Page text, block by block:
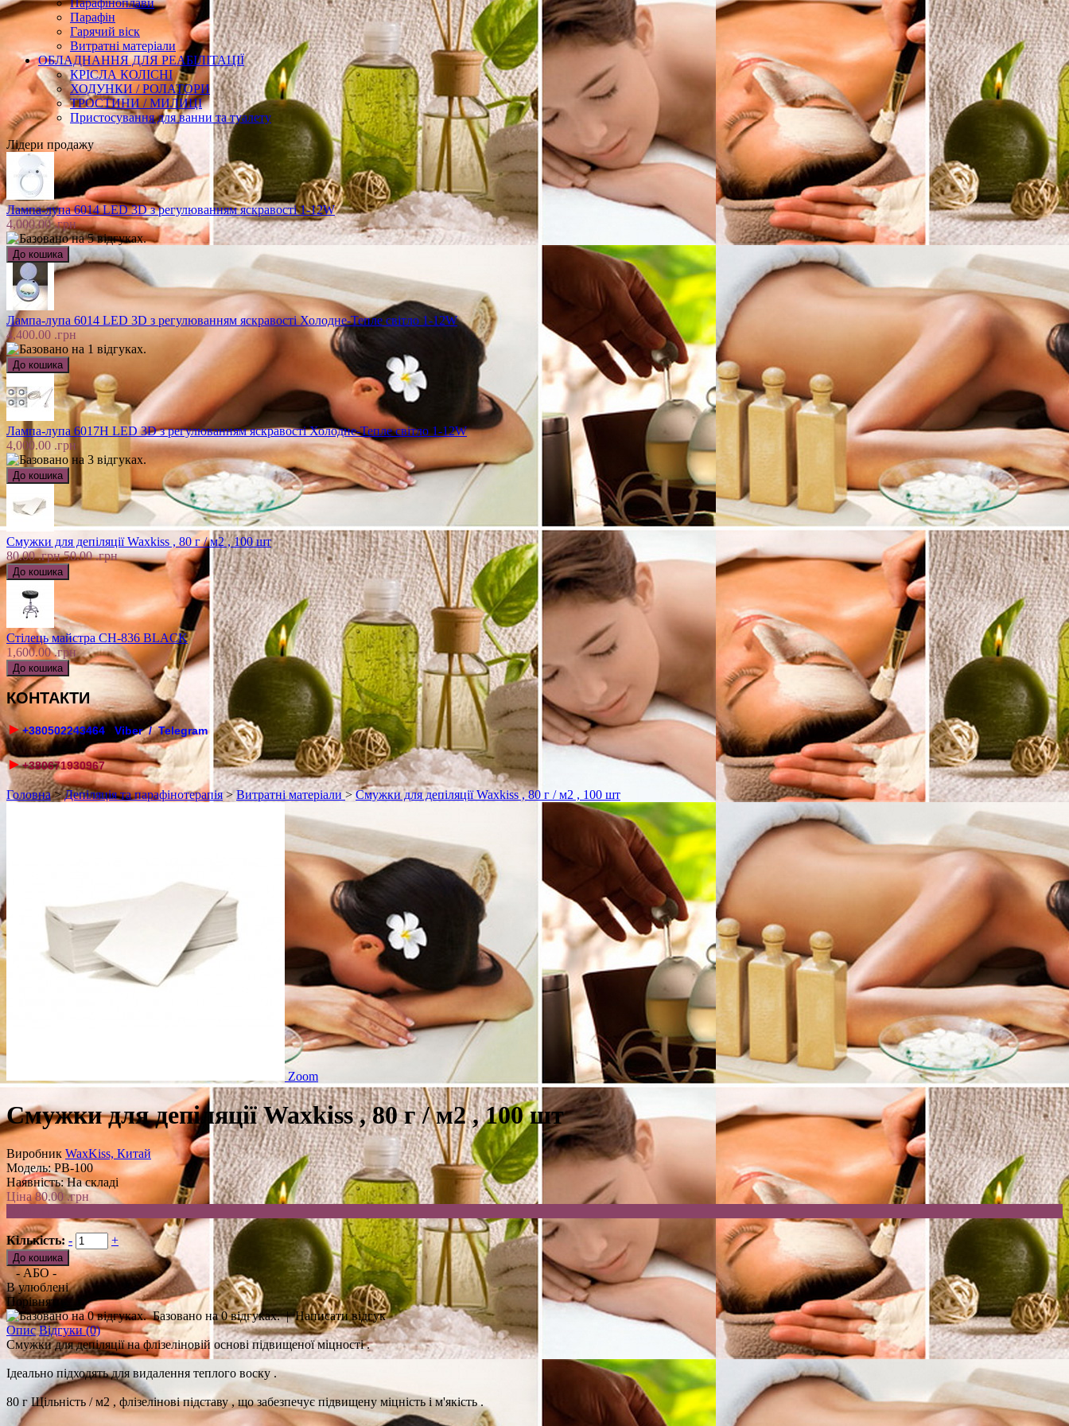
Парафін
Гарячий віск
Витратні матеріали
ОБЛАДНАННЯ ДЛЯ РЕАБІЛІТАЦІЇ
КРІСЛА КОЛІСНІ
ХОДУНКИ / РОЛАТОРИ
ТРОСТИНИ / МИЛИЦІ
Пристосування для ванни та туалету
Лідери продажу
Лампа-лупа 6014 LED 3D з регулюванням яскравості 1-12W
4,000.00 .грн
Лампа-лупа 6014 LED 3D з регулюванням яскравості Холодне-Тепле світло 1-12W
4,400.00 .грн
Лампа-лупа 6017H LED 3D з регулюванням яскравості Холодне-Тепле світло 1-12W
4,000.00 .грн
Смужки для депіляції Waxkiss , 80 г / м2 , 100 шт
80.00 .грн 50.00 .грн
Стілець майстра CH-836 BLACK
1,600.00 .грн
КОНТАКТИ
►+380502243464 Viber / Telegram
►+380671930967
Головна>Депіляція та парафінотерапія>Витратні матеріали>Смужки для депіляції Waxkiss , 80 г / м2 , 100 шт
Zoom
Смужки для депіляції Waxkiss , 80 г / м2 , 100 шт
Виробник WaxKiss, Китай
Модель:PB-100
Наявність:На складі
Ціна80.00 .грн
Кількість: - +
- АБО -
В улюблені
Порівняти
Базовано на 0 відгуках.|Написати відгук
Опис Відгуки (0)
Смужки для депіляції на флізеліновій основі підвищеної міцності .
Ідеально підходять для видалення теплого воску .
80 г Щільність / м2 , флізелінові підставу , що забезпечує підвищену міцність і м'якість .